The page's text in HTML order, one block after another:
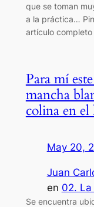
que se toman
a la práctica…
artículo completo
Para mí
mancha
colina en
May 20,
Juan
en 02.
Se encuentra